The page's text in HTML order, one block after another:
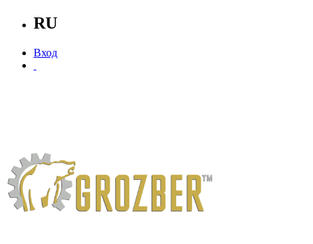
RU
Вход